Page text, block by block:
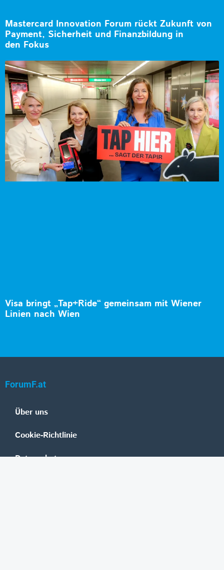
Mastercard Innovation Forum rückt Zukunft von
Payment, Sicherheit und Finanzbildung in
den Fokus
Visa bringt „Tap+Ride“ gemeinsam mit Wiener
Linien nach Wien
ForumF.at
Über uns
Cookie-Richtlinie
Datenschutz